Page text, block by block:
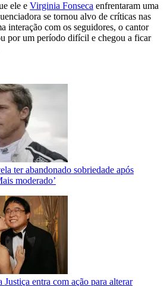
ele e Virginia Fonseca enfrentaram uma
se tornou alvo de críticas nas
interação com os seguidores, o cantor
por um período difícil e chegou a ficar
ter abandonado sobriedade após
moderado’
entra com ação para alterar